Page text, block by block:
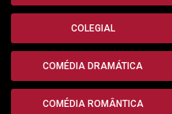
COLEGIAL
COMÉDIA DRAMÁTICA
COMÉDIA ROMÂNTICA